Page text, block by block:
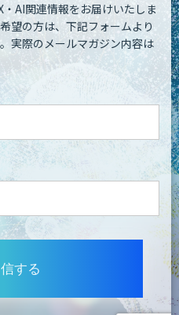
AI関連情報をお届けいたしま
望の方は、下記フォームより
実際のメールマガジン内容は
する